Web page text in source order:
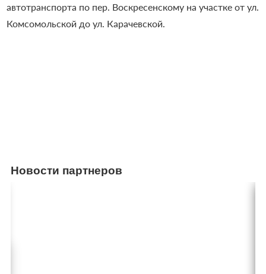
автотранспорта по пер. Воскресенскому на участке от ул.
Комсомольской до ул. Карачевской.
Новости партнеров